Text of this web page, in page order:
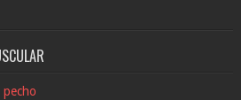
pecho